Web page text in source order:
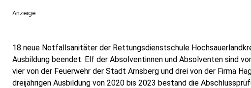
Anzeige
18 neue Notfallsanitäter der Rettungsdienstschule
Ausbildung beendet. Elf der Absolventinnen und Absolventen sind
vier von der Feuerwehr der Stadt Arnsberg und drei von der Firma
dreijährigen Ausbildung von 2020 bis 2023 bestand die